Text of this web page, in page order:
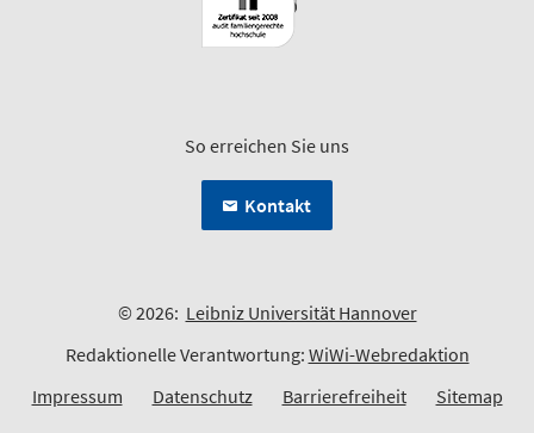
So erreichen Sie uns
Kontakt
© 2026: Leibniz Universität Hannover
Redaktionelle Verantwortung: WiWi-Webredaktion
Impressum
Datenschutz Barrierefreiheit Sitemap